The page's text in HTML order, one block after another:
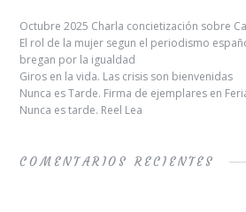
Octubre 2025 Charla concietización sobre
El rol de la mujer segun el periodismo
bregan por la igualdad
Giros en la vida. Las crisis son bienvenidas
Nunca es Tarde. Firma de ejemplares en
Nunca es tarde. Reel Lea
COMENTARIOS RECIENTES